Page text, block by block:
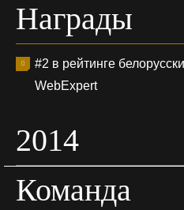
Награды
#2 в рейтинге
WebExpert
2014
Команда